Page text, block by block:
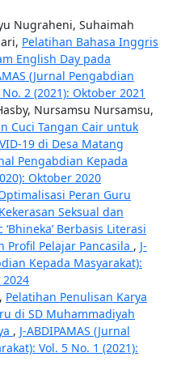
Nugraheni, Suhaimah
Pelatihan Bahasa Inggris
English Day pada
(Jurnal Pengabdian
2 (2021): Oktober 2021
Nursamsu Nursamsu,
Cuci Tangan Cair untuk
19 di Desa Matang
Pengabdian Kepada
Oktober 2020
Peran Guru
Seksual dan
Berbasis Literasi
Profil Pelajar Pancasila , J-
Kepada Masyarakat):
2024
Pelatihan Penulisan Karya
di SD Muhammadiyah
, J-ABDIPAMAS (Jurnal
Vol. 5 No. 1 (2021):